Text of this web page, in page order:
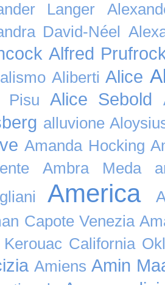
Langer
David-Néel
Alfred
Aliberti Alice
Pisu Alice Sebold
alluvione
Amanda Hocking
Ambra Meda
America
Capote Venezia
California
Amiens Amin